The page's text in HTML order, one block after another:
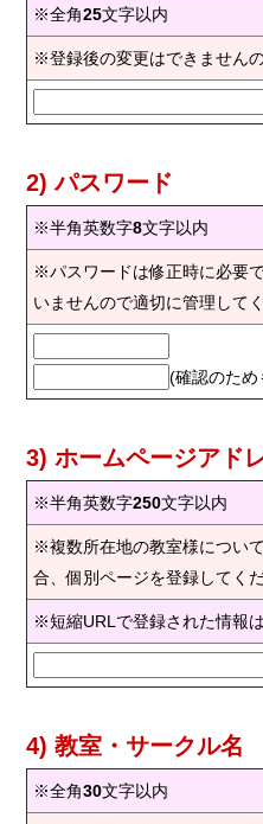
※全角25文字以内
※登録後の変更はできません
2) パスワード
※半角英数字8文字以内
※パスワードは修正時に必要
いませんので適切に管理してく
(確認のため
3) ホームページアド
※半角英数字250文字以内
※複数所在地の教室様につい
合、個別ページを登録してくだ
※短縮URLで登録された情報
4) 教室・サークル名
※全角30文字以内